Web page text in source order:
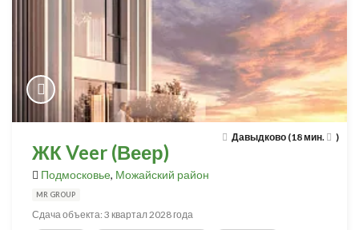
Давыдково (18 мин. )
ЖК Veer (Веер)
Подмосковье, Можайский район
MR GROUP
Сдача объекта: 3 квартал 2028 года